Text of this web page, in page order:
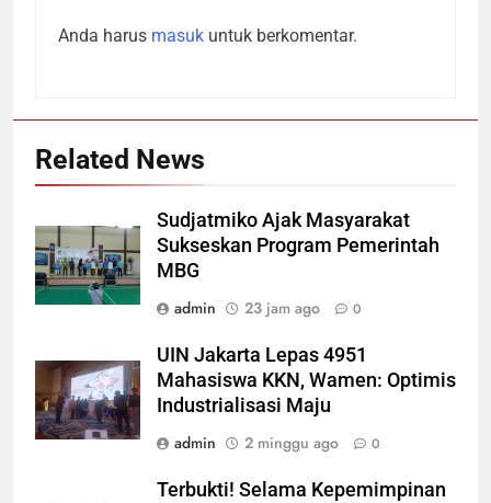
Anda harus masuk untuk berkomentar.
Related News
Sudjatmiko Ajak Masyarakat
Sukseskan Program Pemerintah
MBG
admin
23 jam ago 0
UIN Jakarta Lepas 4951
Mahasiswa KKN, Wamen: Optimis
Industrialisasi Maju
admin
2 minggu ago 0
Terbukti! Selama Kepemimpinan